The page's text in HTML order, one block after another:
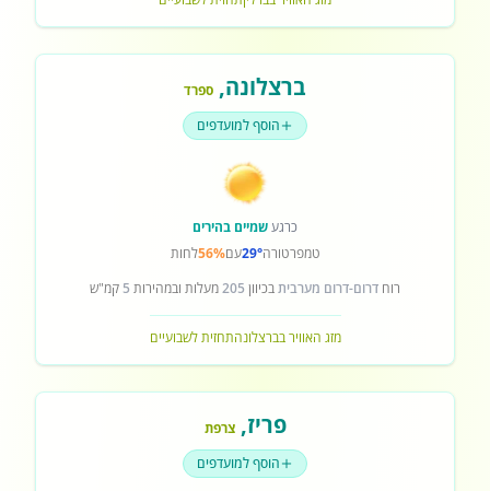
ברצלונה, ספרד
הוסף למועדפים
כרגעשמיים בהירים
טמפרטורה29°עם56%לחות
רוח דרום-דרום מערביתבכיוון 205מעלות ובמהירות 5 קמ"ש
מזג האוויר בברצלונהתחזית לשבועיים
פריז,צרפת
הוסף למועדפים